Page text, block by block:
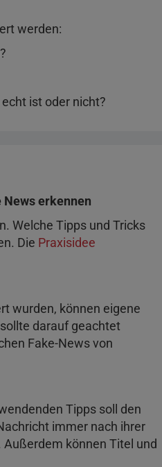
werden:
ist oder nicht?
erkennen
Welche Tipps und Tricks
Die Praxisidee
wurden, können eigene
darauf geachtet
Fake-News von
Tipps soll den
immer nach ihrer
können Titel und